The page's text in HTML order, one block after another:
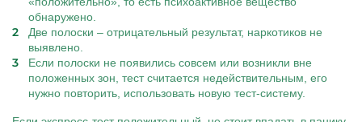
обнаружено.
Две полоски – отрицательный результат, наркотиков не
выявлено.
Если полоски не появились совсем или возникли вне
положенных зон, тест считается недействительным, его
нужно повторить, использовать новую тест-систему.